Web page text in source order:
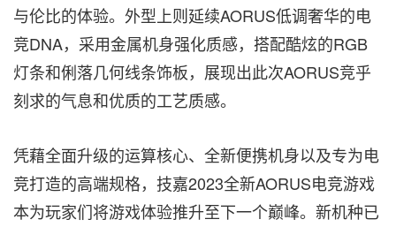
与伦比的体验。外型上则延续AORUS低调奢华的电
竞DNA，采用金属机身强化质感，搭配酷炫的RGB
灯条和俐落几何线条饰板，展现出此次AORUS竞乎
刻求的气息和优质的工艺质感。
凭藉全面升级的运算核心、全新便携机身以及专为电
竞打造的高端规格，技嘉2023全新AORUS电竞游戏
本为玩家们将游戏体验推升至下一个巅峰。新机种已